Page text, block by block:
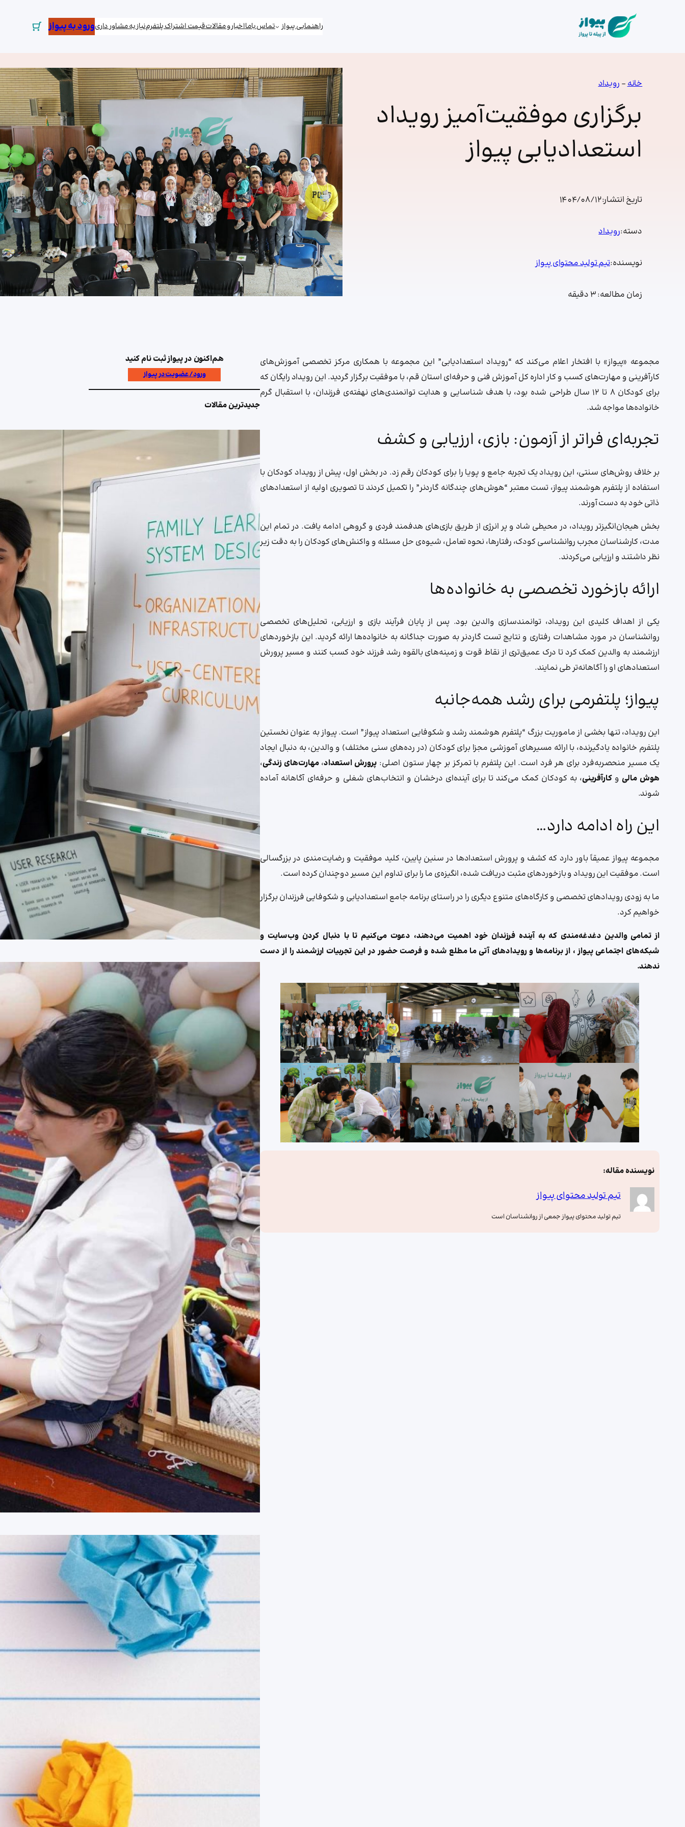
راهنمایی پیواز تماس بامااخبار و مقالاتقیمت اشتراک پلتفرمنیاز به مشاور داریورود به پیواز
خانه– رویداد
برگزاری موفقیت‌آمیز رویداد
استعدادیابی پیواز
تاریخ انتشار:1404/08/12
دسته:رویداد
نویسنده:تیم تولید محتوای پیواز
زمان مطالعه:3 دقیقه
مجموعه «پیواز» با افتخار اعلام می‌کند که “رویداد استعدادیابی” این مجموعه با همکاری مرکز تخصصی آموزش‌های
کارآفرینی و مهارت‌های کسب و کار اداره کل آموزش فنی و حرفه‌ای استان قم، با موفقیت برگزار گردید. این رویداد رایگان که
برای کودکان ۸ تا ۱۲ سال طراحی شده بود، با هدف شناسایی و هدایت توانمندی‌های نهفته‌ی فرزندان، با استقبال گرم
خانواده‌ها مواجه شد.
تجربه‌ای فراتر از آزمون: بازی، ارزیابی و کشف
بر خلاف روش‌های سنتی، این رویداد یک تجربه جامع و پویا را برای کودکان رقم زد. در بخش اول، پیش از رویداد کودکان با
استفاده از پلتفرم هوشمند پیواز، تست معتبر “هوش‌های چندگانه گاردنر” را تکمیل کردند تا تصویری اولیه از استعدادهای
ذاتی خود به دست آورند.
بخش هیجان‌انگیزتر رویداد، در محیطی شاد و پر انرژی از طریق بازی‌های هدفمند فردی و گروهی ادامه یافت. در تمام این
مدت، کارشناسان مجرب روانشناسی کودک، رفتارها، نحوه تعامل، شیوه‌ی حل مسئله و واکنش‌های کودکان را به دقت زیر
نظر داشتند و ارزیابی می‌کردند.
ارائه بازخورد تخصصی به خانواده‌ها
یکی از اهداف کلیدی این رویداد، توانمندسازی والدین بود. پس از پایان فرآیند بازی و ارزیابی، تحلیل‌های تخصصی
روانشناسان در مورد مشاهدات رفتاری و نتایج تست گاردنر به صورت جداگانه به خانواده‌ها ارائه گردید. این بازخوردهای
ارزشمند به والدین کمک کرد تا درک عمیق‌تری از نقاط قوت و زمینه‌های بالقوه رشد فرزند خود کسب کنند و مسیر پرورش
استعدادهای او را آگاهانه‌تر طی نمایند.
پیواز؛ پلتفرمی برای رشد همه‌جانبه
این رویداد، تنها بخشی از ماموریت بزرگ “پلتفرم هوشمند رشد و شکوفایی استعداد پیواز” است. پیواز به عنوان نخستین
پلتفرم خانواده یادگیرنده، با ارائه مسیرهای آموزشی مجزا برای کودکان (در رده‌های سنی مختلف) و والدین، به دنبال ایجاد
یک مسیر منحصربه‌فرد برای هر فرد است. این پلتفرم با تمرکز بر چهار ستون اصلی:پرورش استعداد،مهارت‌های زندگی،
هوش مالی وکارآفرینی، به کودکان کمک می‌کند تا برای آینده‌ای درخشان و انتخاب‌های شغلی و حرفه‌ای آگاهانه آماده
شوند.
این راه ادامه دارد…
مجموعه پیواز عمیقاً باور دارد که کشف و پرورش استعدادها در سنین پایین، کلید موفقیت و رضایت‌مندی در بزرگسالی
است. موفقیت این رویداد و بازخوردهای مثبت دریافت شده، انگیزه‌ی ما را برای تداوم این مسیر دوچندان کرده است.
ما به زودی رویدادهای تخصصی و کارگاه‌های متنوع دیگری را در راستای برنامه جامع استعدادیابی و شکوفایی فرزندان برگزار
خواهیم کرد.
از تمامی والدین دغدغه‌مندی که به آینده فرزندان خود اهمیت می‌دهند، دعوت می‌کنیم تا با دنبال کردن وب‌سایت و
شبکه‌های اجتماعی پیواز ، از برنامه‌ها و رویدادهای آتی ما مطلع شده و فرصت حضور در این تجربیات ارزشمند را از دست
ندهند.
نویسنده مقاله:
تیم تولید محتوای پیواز
تیم تولید محتوای پیواز جمعی از روانشناسان است
هم‌اکنون در پیواز ثبت نام کنید
ورود/عضویت در پیواز
جدیدترین مقالات
چگونه یک استارتاپ EdTech بسازیم؟ از
زیرساخت‌های سازمانی تا طراحی سیستم
یادگیری خانوادگی
دسته‌بندی:کارآفرینی
چرا آینده فرزند شما در گرو کلمات اوست؟
راهنمای جامع تقویت مهارت های ارتباطی در
کودکان
دسته‌بندی:
مهارت های زندگی
زمان انتشار: 05/04/20
کلاس‌های سنتی کافی نیستند؟ (راهنمای
جامع والدین دغدغه‌مند)
مهارت های زندگی